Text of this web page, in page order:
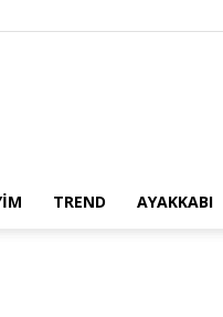
TREND AYAKKABI